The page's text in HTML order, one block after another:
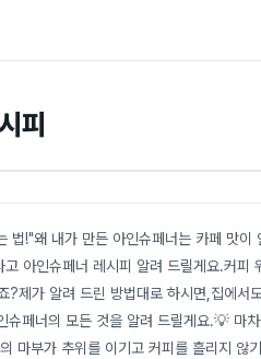
피
!"왜 내가 만든 아인슈페너는 카페 맛이
아인슈페너 레시피 알려 드릴게요.커피
제가 알려 드린 방법대로 하시면,집에서
페너의 모든 것을 알려 드릴게요.💡 마
마부가 추위를 이기고 커피를 흘리지 않